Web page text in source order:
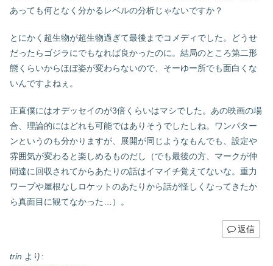
あっても何となく分かるレベルの分析じゃないですか？
とにかく超生物が超生物過ぎて最後までコメディでした。どうせ
だったらゴジラにでもなれば良かったのに。結局のところ第二形
態くらいからほぼ姿が変わらないので、そーゆー所でも面白くな
いんですよねぇ。
正直僕にはオデッセイのが3倍くらいはマシでした。あの映画の場
合、理論的にはどれも可能ではありそうでしたしね。ワンパター
ンというのも分かりますが、展開が同じようなもんでも、設定や
雰囲気が変わると楽しめるものだし（でも最後の方、マークが仲
間達に回収されてからあたりの話はイマイチ覚えてないな。重力
ワープや屋根なしロケットのあたりから話が怪しくなってきたか
ら真面目に観てなかった…）。
返信
trin より: